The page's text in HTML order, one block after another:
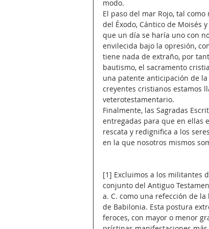
modo.
El paso del mar Rojo, tal
del Éxodo, Cántico de Moisés
que un día se haría uno con
envilecida bajo la opresión,
tiene nada de extraño, por
bautismo, el sacramento
una patente anticipación de
creyentes cristianos estamos
veterotestamentario.
Finalmente, las Sagradas
entregadas para que en ellas
rescata y redignifica a los
en la que nosotros mismos
[1] Excluimos a los militantes
conjunto del Antiguo
a. C. como una refección de
de Babilonia. Esta postura
feroces, con mayor o menor